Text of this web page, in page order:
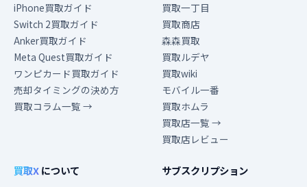
iPhone買取ガイド
Switch 2買取ガイド
Anker買取ガイド
Meta Quest買取ガイド
ワンピカード買取ガイド
売却タイミングの決め方
買取コラム一覧 →
買取一丁目
買取商店
森森買取
買取ルデヤ
買取wiki
モバイル一番
買取ホムラ
買取店一覧 →
買取店レビュー
買取Xについて サブスクリプション